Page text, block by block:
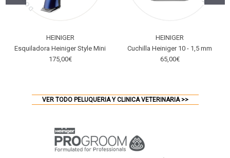
HEINIGER
Esquiladora Heiniger Style Mini
175,00€
HEINIGER
Cuchilla Heiniger 10 - 1,5 mm
65,00€
VER TODO PELUQUERIA Y CLINICA VETERINARIA >>